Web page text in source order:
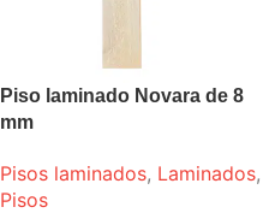
Piso laminado Novara de 8
mm
Pisos laminados, Laminados,
Pisos